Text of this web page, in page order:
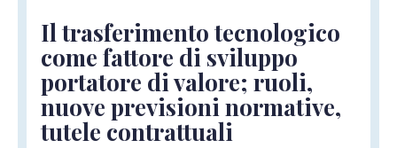
Il trasferimento tecnologico
come fattore di sviluppo
portatore di valore; ruoli,
nuove previsioni normative,
tutele contrattuali